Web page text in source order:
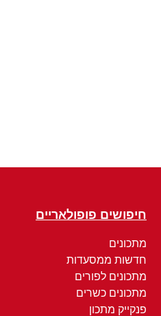
חיפושים פופולאריים
מתכונים
חדשות ממסעדות
מתכונים לפורים
מתכונים כשרים
פנקייק מתכון